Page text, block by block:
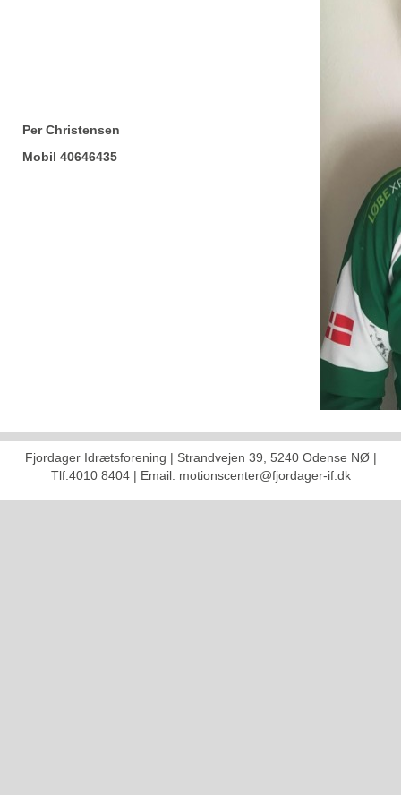
Per Christensen
Mobil 40646435
Fjordager Idrætsforening | Strandvejen 39, 5240 Odense NØ |
Tlf.4010 8404 | Email: motionscenter@fjordager-if.dk